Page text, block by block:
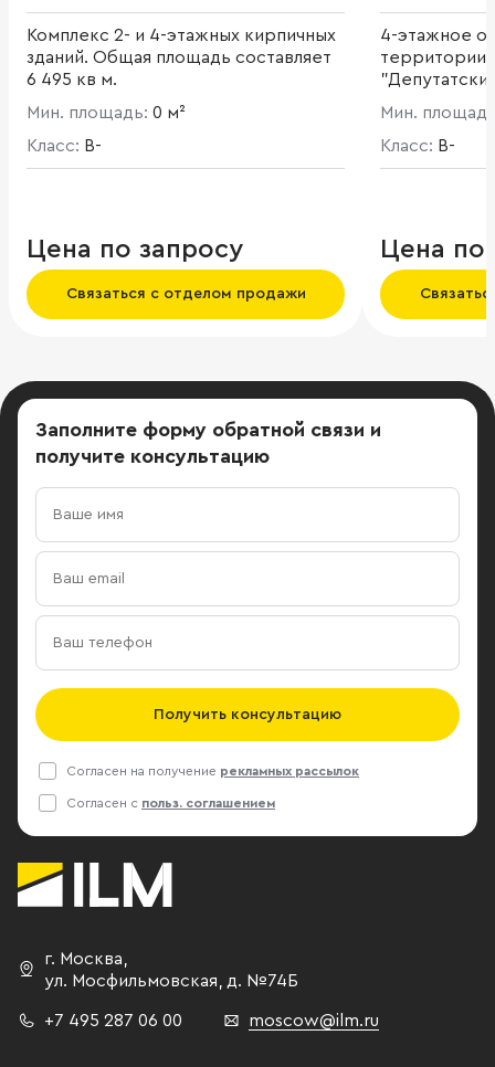
Комплекс 2- и 4-этажных кирпичных
зданий. Общая площадь составляет
6 495 кв м.
Мин. площадь: 0 м²
Класс: B-
Цена по запросу
Связаться с отделом продажи
4-этажное
территории
2 123 кв.
Пять
Мин.
Класс: B-
Цена по
Заполните форму обратной связи и
получите консультацию
Получить консультацию
Согласен на получение рекламных рассылок
Согласен с польз. соглашением
г. Москва,
ул. Мосфильмовская, д. №74Б
+7 495 287 06 00 moscow@ilm.ru